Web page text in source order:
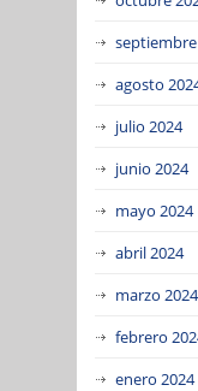
agosto
julio 2024
junio 2024
mayo 2024
abril 2024
marzo 2024
febrero
enero 2024